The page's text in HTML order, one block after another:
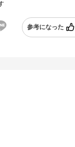
参考になった